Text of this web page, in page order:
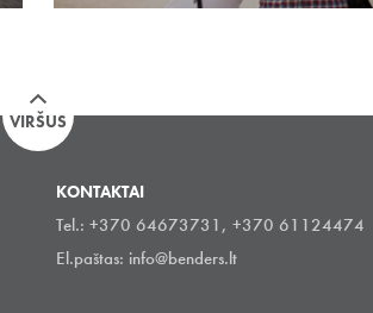
VIRŠUS
KONTAKTAI
Tel.: +370 64673731, +370 61124474
El.paštas: info@benders.lt